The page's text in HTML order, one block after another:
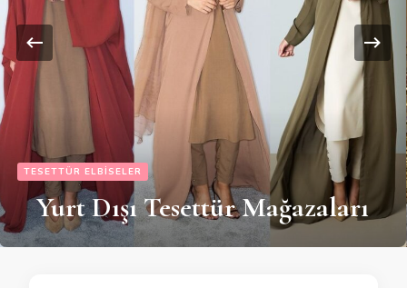
TESETTÜR ELBISELER
Yurt Dışı Tesettür Mağazaları